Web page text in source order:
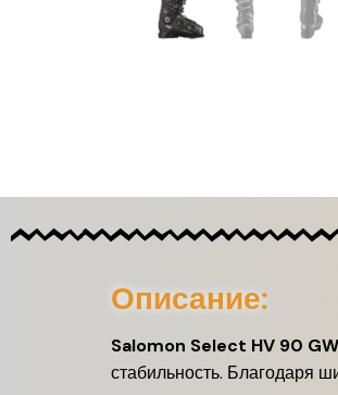
Описание:
Salomon Select HV 90 GW
стабильность. Благодаря